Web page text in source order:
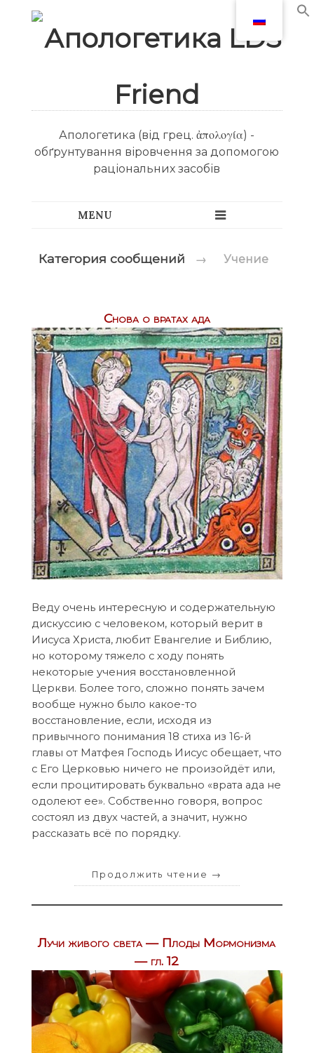
Апологетика (від грец. ἀπολογία) -
обґрунтування віровчення за допомогою
раціональних засобів
Категория сообщений → Учение
Снова о вратах ада
Веду очень интересную и содержательную
дискуссию с человеком, который верит в
Иисуса Христа, любит Евангелие и Библию,
но которому тяжело с ходу понять
некоторые учения восстановленной
Церкви. Более того, сложно понять зачем
вообще нужно было какое-то
восстановление, если, исходя из
привычного понимания 18 стиха из 16-й
главы от Матфея Господь Иисус обещает, что
с Его Церковью ничего не произойдёт или,
если процитировать буквально «врата ада не
одолеют ее». Собственно говоря, вопрос
состоял из двух частей, а значит, нужно
рассказать всё по порядку.
Продолжить чтение →
Лучи живого света — Плоды Мормонизма
— гл. 12